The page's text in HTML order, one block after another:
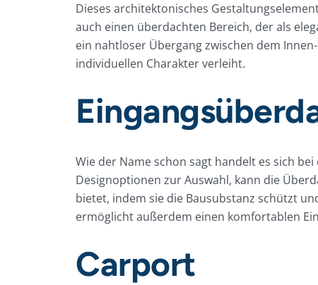
Dieses architektonisches
auch einen überdachten Bereich, der als
ein nahtloser Übergang zwischen dem
individuellen Charakter verleiht.
Wie der Name schon sagt handelt es sich
Designoptionen zur Auswahl, kann die
bietet, indem sie die Bausubstanz schützt
ermöglicht außerdem einen komfortablen
Carport